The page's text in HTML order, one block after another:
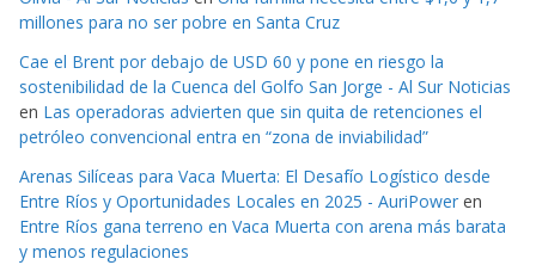
millones para no ser pobre en Santa Cruz
Cae el Brent por debajo de USD 60 y pone en riesgo la
sostenibilidad de la Cuenca del Golfo San Jorge - Al Sur Noticias
en Las operadoras advierten que sin quita de retenciones el
petróleo convencional entra en “zona de inviabilidad”
Arenas Silíceas para Vaca Muerta: El Desafío Logístico desde
Entre Ríos y Oportunidades Locales en 2025 - AuriPower en
Entre Ríos gana terreno en Vaca Muerta con arena más barata
y menos regulaciones